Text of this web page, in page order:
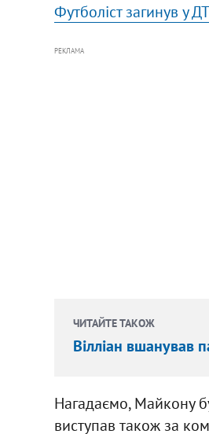
Футболіст загинув у
РЕКЛАМА
ЧИТАЙТЕ ТАКОЖ
Вілліан вшанував
Нагадаємо, Майкону
виступав також за